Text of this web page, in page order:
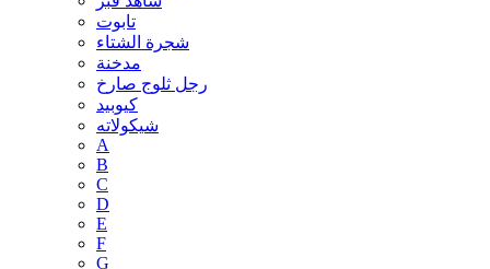
تابوت
شجرة الشتاء
مدخنة
رجل ثلوج صارخ
كيوبيد
شيكولاته
A
B
C
D
E
F
G